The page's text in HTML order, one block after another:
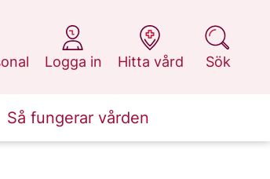
Logga in
på 1177.se
Hitta vård
på 1177.se
Sök
på 1177.se
Så fungerar vården